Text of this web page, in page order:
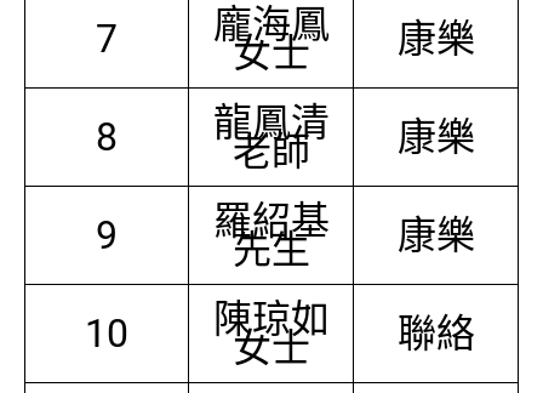
7 龐海鳳
女士 康樂
8 龍鳳清
老師 康樂
9 羅紹基
先生 康樂
10 陳琼如
女士 聯絡